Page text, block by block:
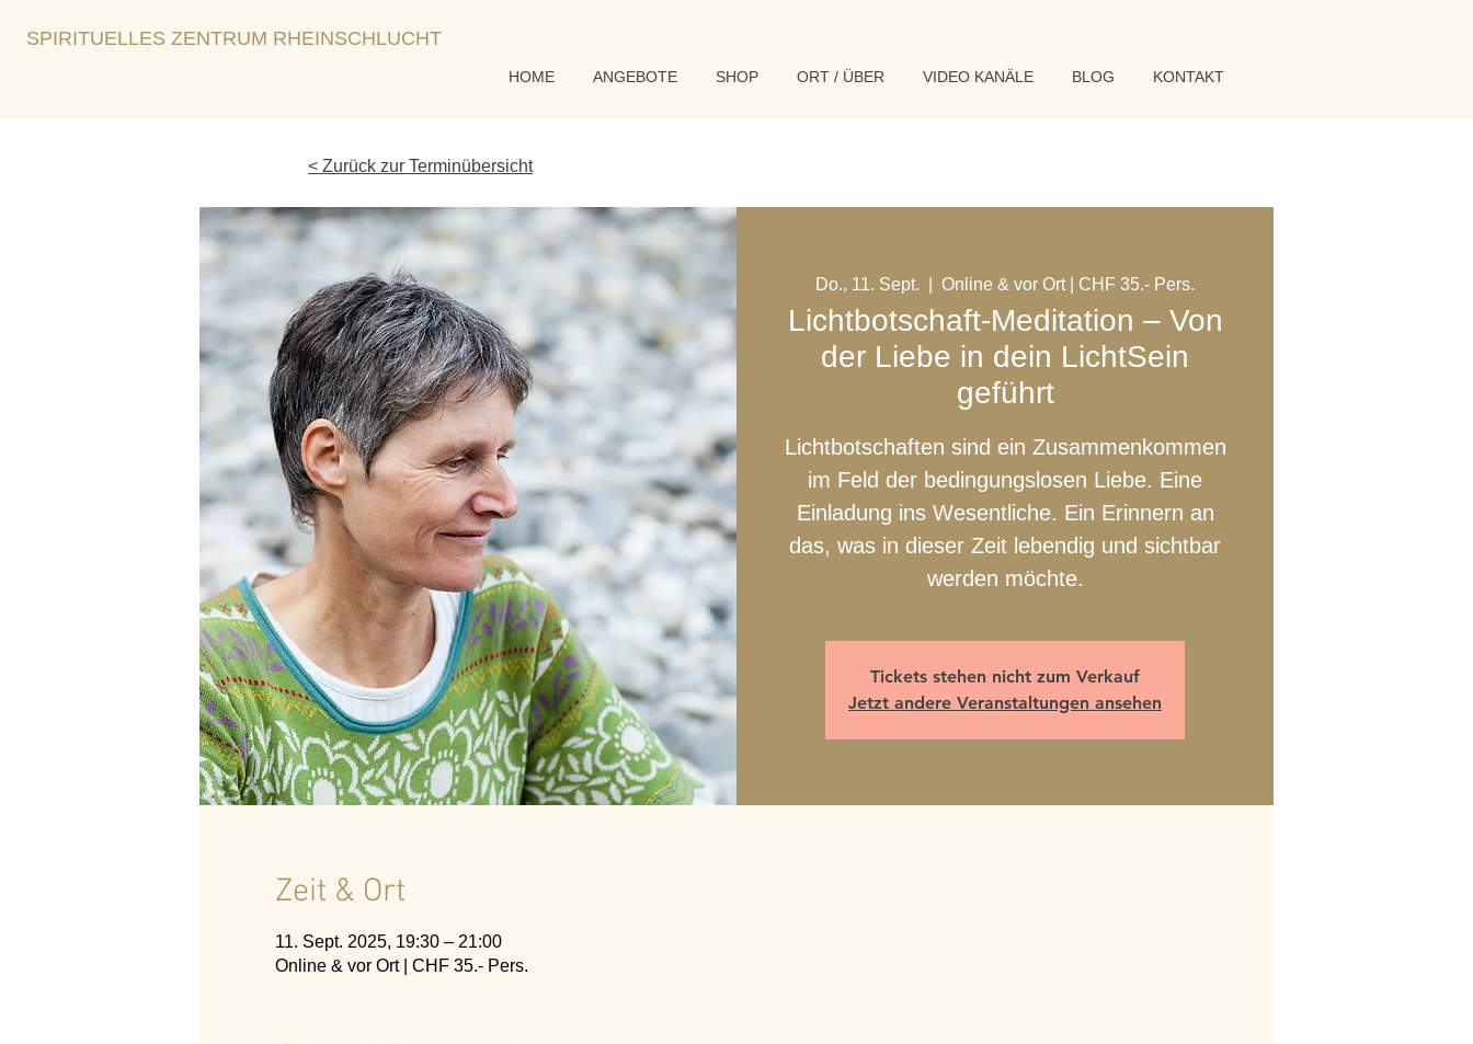
SPIRITUELLES ZENTRUM RHEINSCHLUCHT
HOME ANGEBOTE SHOP ORT / ÜBER VIDEO KANÄLE BLOG KONTAKT
< Zurück zur Terminübersicht
Do., 11. Sept. Online & vor Ort | CHF 35.- Pers.
Lichtbotschaft-Meditation – Von
der Liebe in dein LichtSein
geführt
Lichtbotschaften sind ein Zusammenkommen
im Feld der bedingungslosen Liebe. Eine
Einladung ins Wesentliche. Ein Erinnern an
das, was in dieser Zeit lebendig und sichtbar
werden möchte.
Tickets stehen nicht zum Verkauf
Jetzt andere Veranstaltungen ansehen
Zeit & Ort
11. Sept. 2025, 19:30 – 21:00
Online & vor Ort | CHF 35.- Pers.